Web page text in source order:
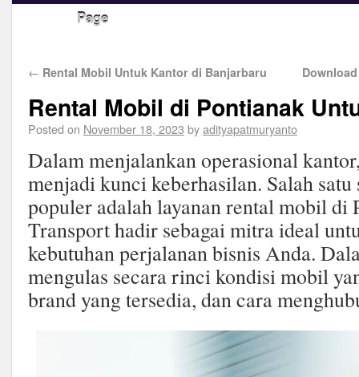
Page
← Rental Mobil Untuk Kantor di Banjarbaru
Rental Mobil di Pontianak
Posted on November 18, 2023 byadityapatmuryanto
Dalam menjalankan operasional
menjadi kunci keberhasilan. Salah
populer adalah layanan rental mobil di
Transport hadir sebagai mitra ideal
kebutuhan perjalanan bisnis Anda.
mengulas secara rinci kondisi mobil
brand yang tersedia, dan cara